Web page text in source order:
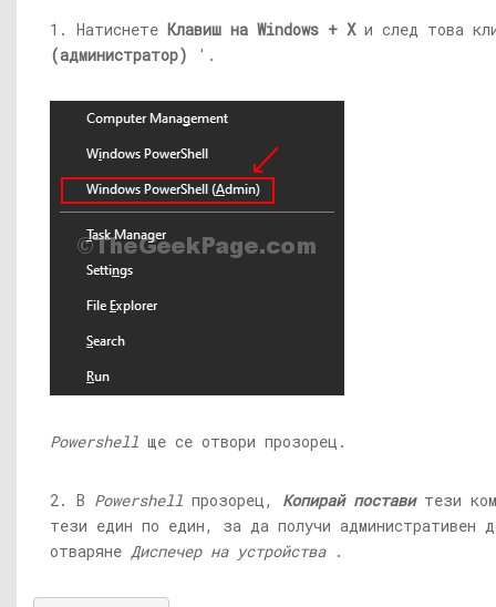
1. Натиснете Клавиш на Windows + Xи след това
(администратор)
'.
Powershell ще се отвори прозорец.
2. В Powershell прозорец, Копирай постави тези
тези един по един, за да получи административен
отваряне Диспечер на устройства.